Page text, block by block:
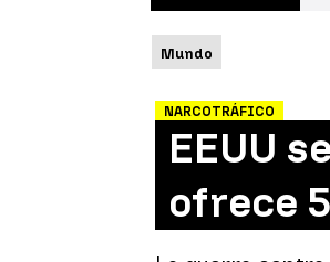
Mundo
NARCOTRÁFICO
EEUU
ofrece